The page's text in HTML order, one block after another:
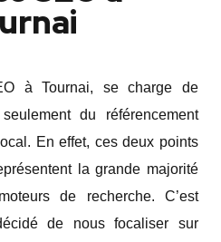
à Tournai, se charge de
du référencement
En effet, ces deux points
la grande majorité
de recherche. C’est
de nous focaliser sur